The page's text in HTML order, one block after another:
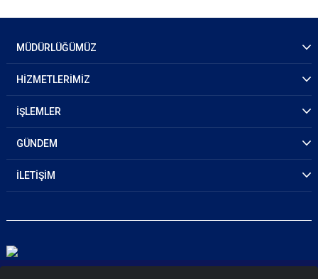
MÜDÜRLÜĞÜMÜZ
HİZMETLERİMİZ
İŞLEMLER
GÜNDEM
İLETİŞİM